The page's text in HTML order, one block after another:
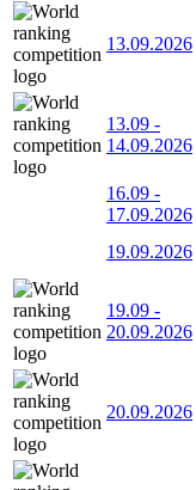
13.09.2026
13.09 -
14.09.2026
16.09 -
17.09.2026
19.09.2026
19.09 -
20.09.2026
20.09.2026